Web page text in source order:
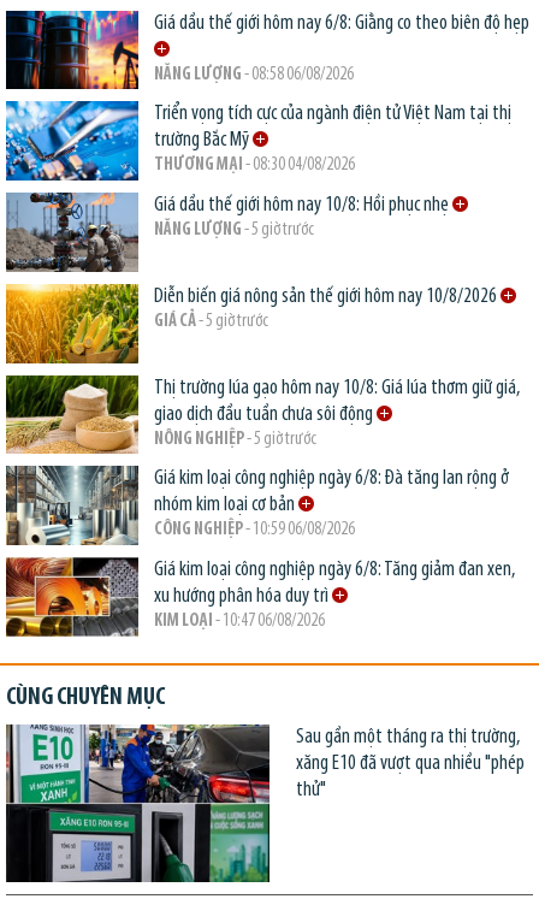
Giá dầu thế giới hôm nay 6/8: Giằng co theo biên độ hẹp
NĂNG LƯỢNG - 08:58 06/08/2026
Triển vọng tích cực của ngành điện tử Việt Nam tại thị
trường Bắc Mỹ
THƯƠNG MẠI - 08:30 04/08/2026
Giá dầu thế giới hôm nay 10/8: Hồi phục nhẹ
NĂNG LƯỢNG - 5 giờ trước
Diễn biến giá nông sản thế giới hôm nay 10/8/2026
GIÁ CẢ- 5 giờ trước
Thị trường lúa gạo hôm nay 10/8: Giá lúa thơm giữ giá,
giao dịch đầu tuần chưa sôi động
NÔNG NGHIỆP- 5 giờ trước
Giá kim loại công nghiệp ngày 6/8: Đà tăng lan rộng ở
nhóm kim loại cơ bản
CÔNG NGHIỆP- 10:59 06/08/2026
Giá kim loại công nghiệp ngày 6/8: Tăng giảm đan xen,
xu hướng phân hóa duy trì
KIM LOẠI - 10:47 06/08/2026
CÙNG CHUYÊN MỤC
Sau gần một tháng ra thị trường,
xăng E10 đã vượt qua nhiều "phép
thử"